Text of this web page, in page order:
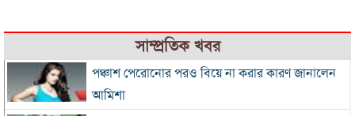
সাম্প্রতিক খবর
পঞ্চাশ পেরোনোর পরও বিয়ে না করার কারণ জানালেন
আমিশা